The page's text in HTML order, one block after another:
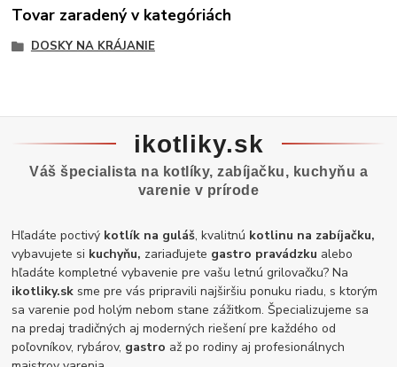
Tovar zaradený v kategóriách
DOSKY NA KRÁJANIE
ikotliky.sk
Váš špecialista na kotlíky, zabíjačku, kuchyňu a
varenie v prírode
Hľadáte poctivý kotlík na guláš, kvalitnú kotlinu na zabíjačku,
vybavujete si kuchyňu, zariaďujete gastro pravádzku alebo
hľadáte kompletné vybavenie pre vašu letnú grilovačku? Na
ikotliky.sk sme pre vás pripravili najširšiu ponuku riadu, s ktorým
sa varenie pod holým nebom stane zážitkom. Špecializujeme sa
na predaj tradičných aj moderných riešení pre každého od
poľovníkov, rybárov, gastro až po rodiny aj profesionálnych